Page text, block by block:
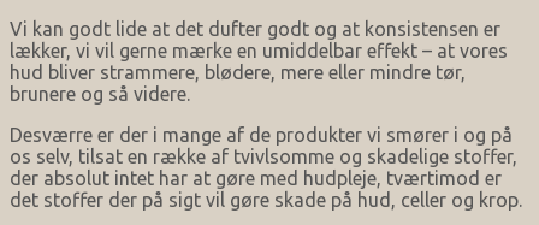
Vi kan godt lide at det dufter godt og at konsistensen er
lækker, vi vil gerne mærke en umiddelbar effekt – at vores
hud bliver strammere, blødere, mere eller mindre tør,
brunere og så videre.
Desværre er der i mange af de produkter vi smører i og på
os selv, tilsat en række af tvivlsomme og skadelige stoffer,
der absolut intet har at gøre med hudpleje, tværtimod er
det stoffer der på sigt vil gøre skade på hud, celler og krop.